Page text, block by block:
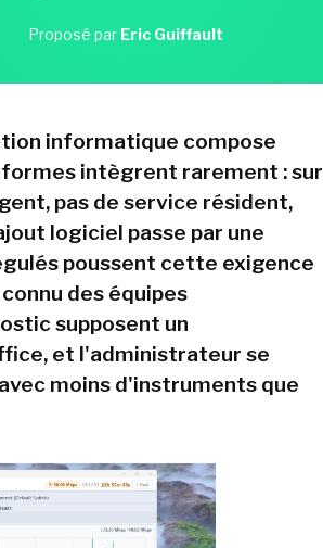
Proposé par Eric Guiffault
informatique compose
intègrent rarement : sur
pas de service résident,
logiciel passe par une
poussent cette exigence
des équipes
supposent un
et l'administrateur se
moins d'instruments que